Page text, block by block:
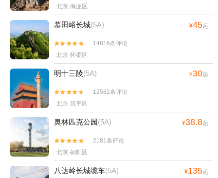
北京·海淀区
慕田峪长城(5A) ¥45起


14816条评论
北京·怀柔区
明十三陵(5A) ¥30起


12582条评论
北京·昌平区
奥林匹克公园(5A) ¥38.8起


2181条评论
北京·朝阳区
八达岭长城缆车(5A) ¥135起